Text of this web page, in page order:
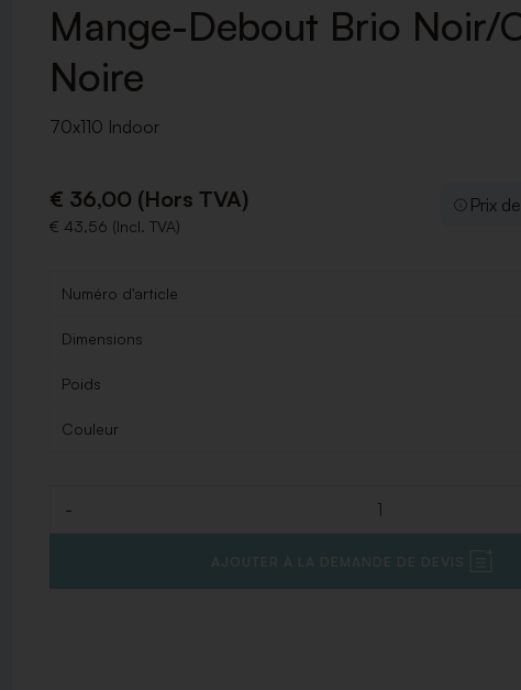
Mange-Debout Brio Noir/
Noire
70x110 Indoor
€ 36,00 (Hors TVA)
€ 43,56 (Incl. TVA)
Prix
Numéro d'article
Dimensions
Poids
Couleur
-
AJOUTER À LA DEMANDE DE DEVIS